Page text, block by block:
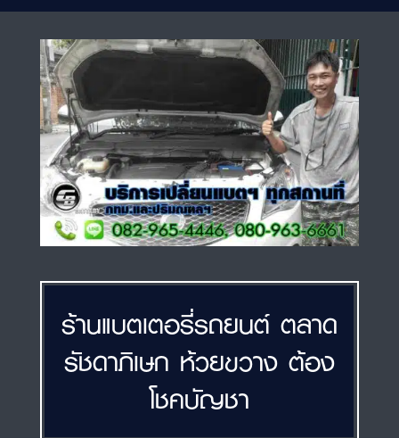
ร้านแบตเตอรี่รถยนต์ ตลาด
รัชดาภิเษก ห้วยขวาง ต้อง
โชคบัญชา